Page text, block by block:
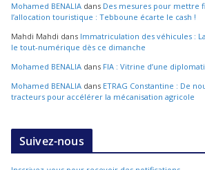
Mohamed BENALIA dans Des mesures pour mettre
l’allocation touristique : Tebboune écarte le cash !
Mahdi Mahdi dans Immatriculation des véhicules :
le tout-numérique dès ce dimanche
Mohamed BENALIA dans FIA : Vitrine d’une
Mohamed BENALIA dans ETRAG Constantine : De
tracteurs pour accélérer la mécanisation agricole
Suivez-nous